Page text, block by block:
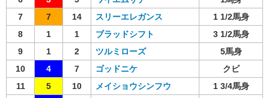
7
7 14 スリーエレガンス
1 1/2馬身
8
1 1 ブラッドシフト
3 1/2馬身
9
1 2 ツルミローズ
5馬身
10
4 7 ゴッドニケ
クビ
11
5 10 メイショウシンフウ
1 3/4馬身